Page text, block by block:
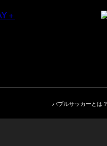
バブルサッカーとは？